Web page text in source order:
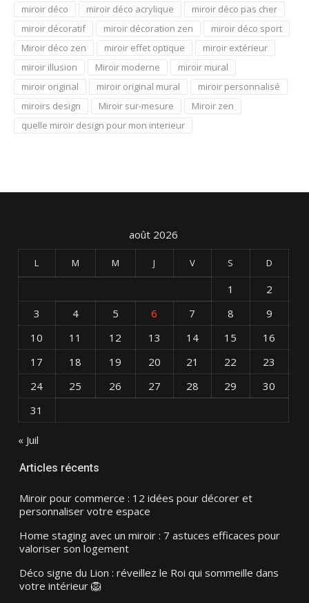
miroir déco
miroir déco acrylique
miroir déco pas cher
miroir décoratif
miroir décoration zen
miroir déco sport
Miroir déco zen
miroir effet optique
miroir extérieur
miroir illusion
Miroir moderne
miroir mural
miroir original
miroir original mural
miroir personnalisé
miroirs design
Miroir sur-mesure
Miroir zen
quelle miroir design pour mon interieur
août 2026
L M M J V S D
1
2
3
4 5 6 7 8
9
10
11 12 13 14 15
16
17
18 19 20 21 22
23
24
25 26 27 28 29
30
31
« Juil
Articles récents
Miroir pour commerce : 12 idées pour décorer et
personnaliser votre espace
Home staging avec un miroir : 7 astuces efficaces pour
valoriser son logement
Déco signe du Lion : réveillez le Roi qui sommeille dans
votre intérieur 🦁